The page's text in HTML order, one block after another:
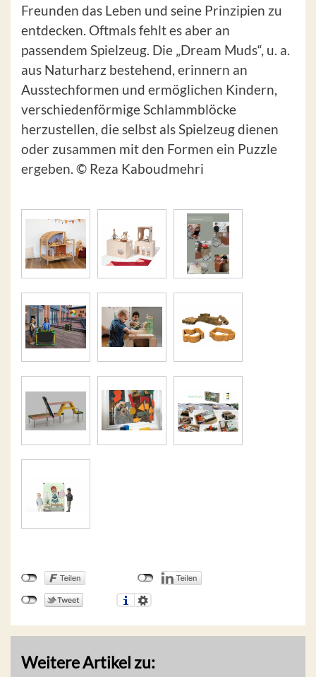
Freunden das Leben und seine Prinzipien zu
entdecken. Oftmals fehlt es aber an
passendem Spielzeug. Die „Dream Muds“, u. a.
aus Naturharz bestehend, erinnern an
Ausstechformen und ermöglichen Kindern,
verschiedenförmige Schlammblöcke
herzustellen, die selbst als Spielzeug dienen
oder zusammen mit den Formen ein Puzzle
ergeben. © Reza Kaboudmehri
Weitere Artikel zu: